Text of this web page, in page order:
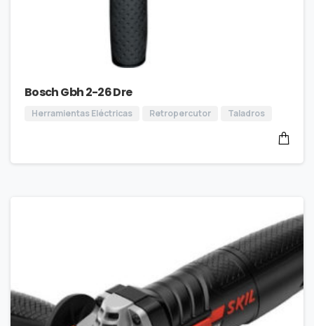
Bosch Gbh 2-26 Dre
Herramientas Eléctricas Retropercutor Taladros